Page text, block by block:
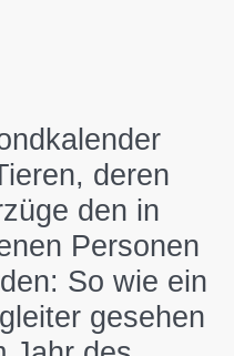
deren
den in
Personen
So wie ein
gesehen